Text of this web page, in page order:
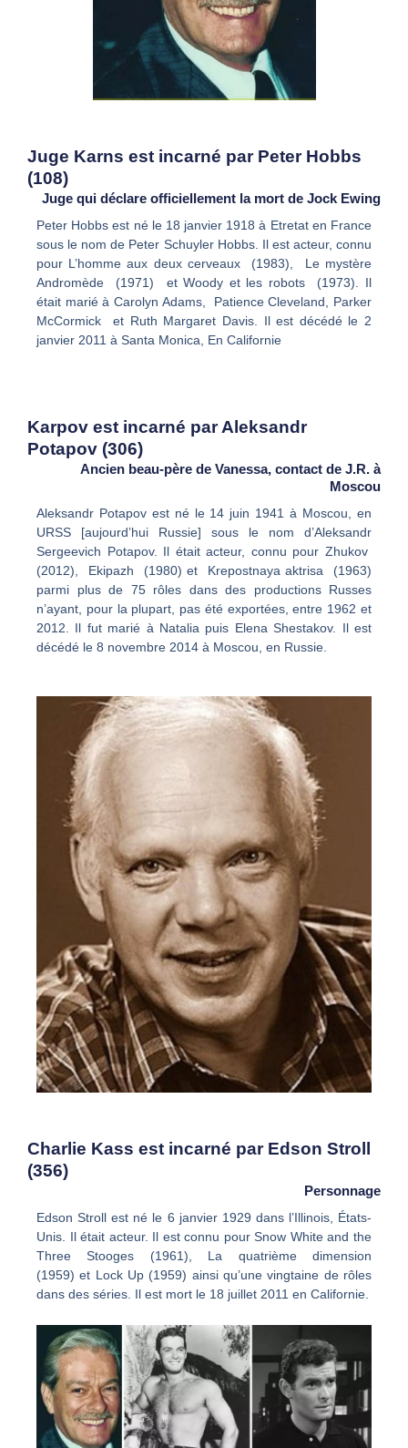
Juge Karns est incarné par Peter Hobbs
(108)
Juge qui déclare officiellement la mort de Jock Ewing
Peter Hobbs est né le 18 janvier 1918 à Etretat en France
sous le nom de Peter Schuyler Hobbs. Il est acteur, connu
pour L’homme aux deux cerveaux (1983), Le mystère
Andromède (1971) et Woody et les robots (1973). Il
était marié à Carolyn Adams, Patience Cleveland, Parker
McCormick et Ruth Margaret Davis. Il est décédé le 2
janvier 2011 à Santa Monica, En Californie
Karpov est incarné par Aleksandr
Potapov (306)
Ancien beau-père de Vanessa, contact de J.R. à
Moscou
Aleksandr Potapov est né le 14 juin 1941 à Moscou, en
URSS [aujourd’hui Russie] sous le nom d’Aleksandr
Sergeevich Potapov. Il était acteur, connu pour Zhukov
(2012), Ekipazh (1980) et Krepostnaya aktrisa (1963)
parmi plus de 75 rôles dans des productions Russes
n’ayant, pour la plupart, pas été exportées, entre 1962 et
2012. Il fut marié à Natalia puis Elena Shestakov. Il est
décédé le 8 novembre 2014 à Moscou, en Russie.
Charlie Kass est incarné par Edson Stroll
(356)
Personnage
Edson Stroll est né le 6 janvier 1929 dans l’Illinois, États-
Unis. Il était acteur. Il est connu pour Snow White and the
Three Stooges (1961), La quatrième dimension
(1959) et Lock Up (1959) ainsi qu’une vingtaine de rôles
dans des séries. Il est mort le 18 juillet 2011 en Californie.